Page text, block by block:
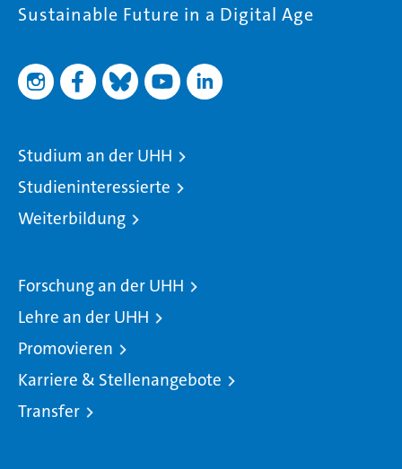
Sustainable Future in a Digital Age
Studium an der UHH
Studieninteressierte
Weiterbildung
Forschung an der UHH
Lehre an der UHH
Promovieren
Karriere & Stellenangebote
Transfer